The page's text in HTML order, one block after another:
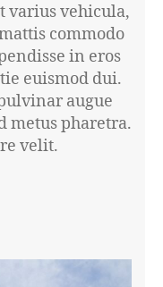
varius vehicula,
commodo
in eros
euismod dui.
augue
metus pharetra.
velit.